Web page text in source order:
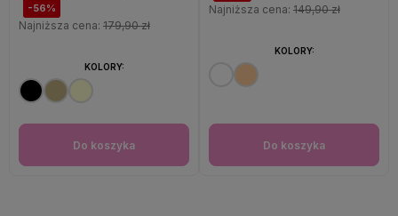
-56%
Najniższa cena: 179,90 zł
Do koszyka
KOLORY:
Najniższa cena: 149,90 zł
Do koszyka
KOLORY: